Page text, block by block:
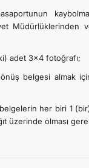
Müdürlüklerinden
adet 3x4 fotoğrafı;
belgesi almak
her biri 1
üzerinde olması